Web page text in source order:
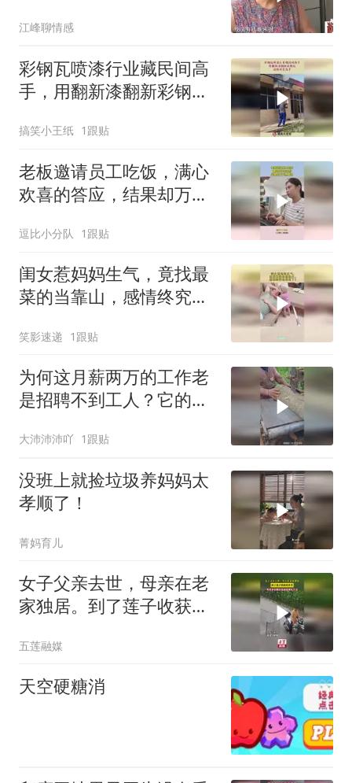
江峰聊情感
彩钢瓦喷漆行业藏民间高
手，用翻新漆翻新彩钢
搞笑小王纸 1跟贴
老板邀请员工吃饭，满心
欢喜的答应，结果却万万
逗比小分队 1跟贴
闺女惹妈妈生气，竟找最
菜的当靠山，感情终究是
笑影速递 1跟贴
为何这月薪两万的工作老
是招聘不到工人？它的危
大沛沛沛吖 1跟贴
没班上就捡垃圾养妈妈太
孝顺了！
菁妈育儿
女子父亲去世，母亲在老
家独居。到了莲子收获的
来帮忙干活
五莲融媒
天空硬糖消